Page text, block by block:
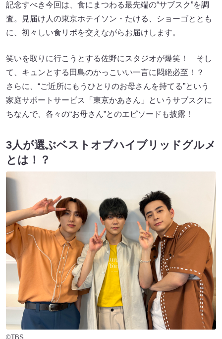
記念すべき今回は、食にまつわる最先端の“サブスク”を調
査。見届け人の東京ホテイソン・たける、ショーゴととも
に、初々しい食リポを交えながらお届けします。
笑いを取りに行こうとする佐野にスタジオが爆笑！ そし
て、キュンとする田島のかっこいい一言に悶絶必至！？
さらに、“ご近所にもうひとりのお母さんを持てる”という
家庭サポートサービス「東京かあさん」というサブスクに
ちなんで、各々の“お母さん”とのエピソードも披露！
3人が選ぶベストオブハイブリッドグルメ
とは！？
©TBS